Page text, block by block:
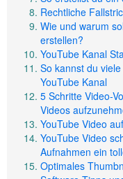
Rechtliche
Wie und warum
erstellen?
YouTube Kanal
So kannst du
YouTube Kanal
5 Schritte Video-
Videos
YouTube Video
YouTube Video
Aufnahmen ein
Optimales